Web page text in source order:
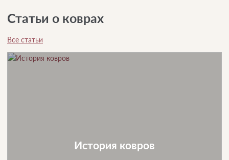
Статьи о коврах
Все статьи
История ковров